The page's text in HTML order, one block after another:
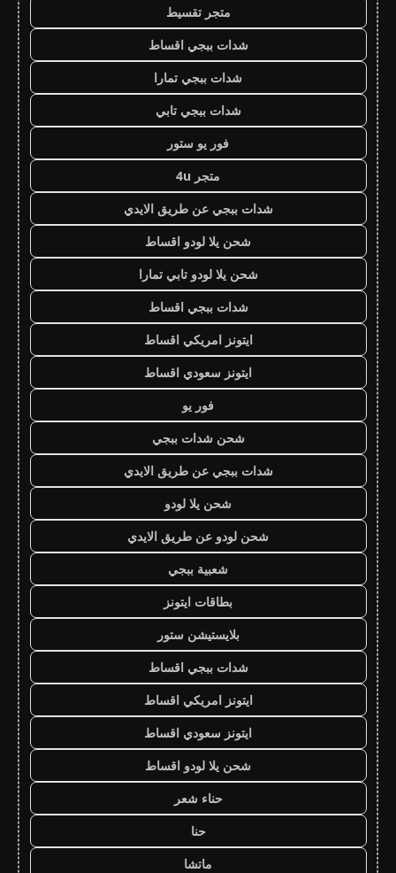
متجر تقسيط
شدات ببجي اقساط
شدات ببجي تمارا
شدات ببجي تابي
فور يو ستور
متجر 4u
شدات ببجي عن طريق الايدي
شحن يلا لودو اقساط
شحن يلا لودو تابي تمارا
شدات ببجي اقساط
ايتونز امريكي اقساط
ايتونز سعودي اقساط
فور يو
شحن شدات ببجي
شدات ببجي عن طريق الايدي
شحن يلا لودو
شحن لودو عن طريق الايدي
شعبية ببجي
بطاقات ايتونز
بلايستيشن ستور
شدات ببجي اقساط
ايتونز امريكي اقساط
ايتونز سعودي اقساط
شحن يلا لودو اقساط
حناء شعر
حنا
ماتشا